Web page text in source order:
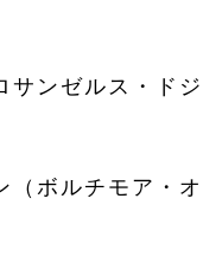
サンゼルス・ドジ
（ボルチモア・オ